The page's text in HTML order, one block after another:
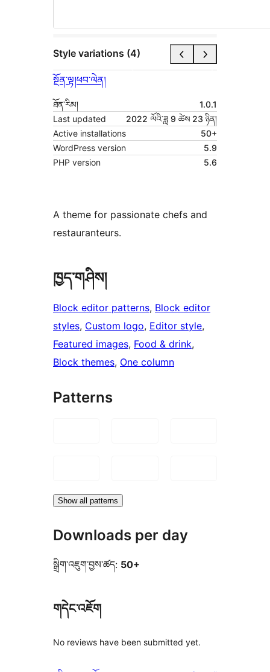
Style variations (4)
སྔོན་ལྟ།ཕབ་ལེན།
ཐོན་རིམ།
1.0.1
Last updated
2022 ལོའི་ཟླ 9 ཚེས 23 ཉིན།
Active installations
50+
WordPress version
5.9
PHP version
5.6
A theme for passionate chefs and
restauranteurs.
ཁྱད་གཤིས།
Block editor patterns, Block editor
styles, Custom logo, Editor style
Featured images, Food & drink
Block themes, One column
Patterns
Show all patterns
Downloads per day
སྒྲིག་འཇུག་བྱས་ཚད: 50+
གདེང་འཇོག
No reviews have been submitted yet.